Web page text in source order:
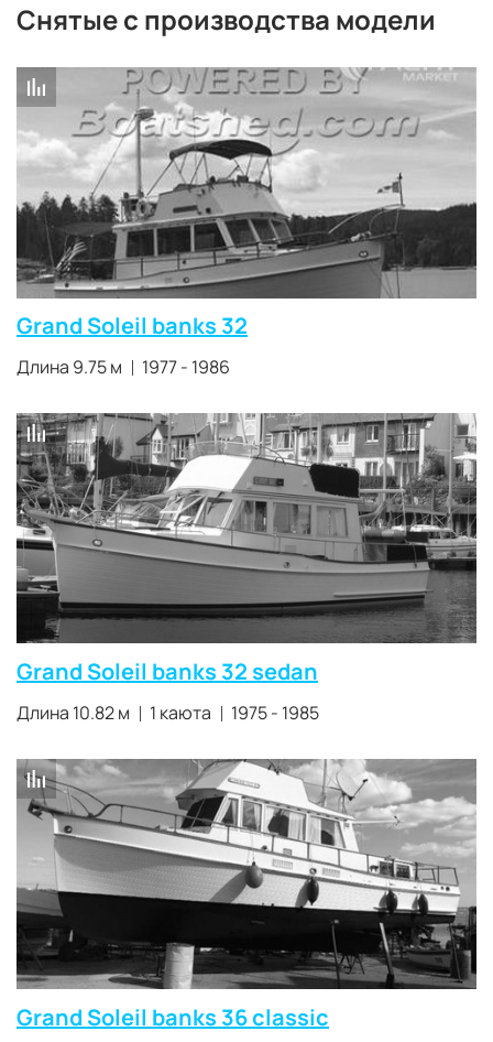
Cнятые с производства модели
Grand Soleil banks 32
Длина 9.75 м 1977 - 1986
Grand Soleil banks 32 sedan
Длина 10.82 м 1 каюта 1975 - 1985
Grand Soleil banks 36 classic